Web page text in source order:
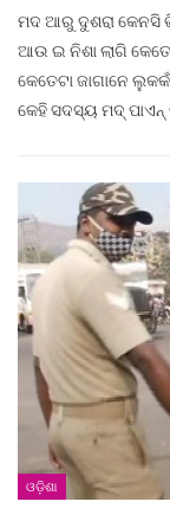
ମଦ ଆରୁ ଦୁଶରା କେନସି
ଆଉ ଇ ନିଶା ଲାଗି କେତେ
କେତେଟା ଜାଗାନେ
କେହି ସଦସ୍ୟ ମଦ୍ ପାଏନ୍
ଓଡ଼ିଶା